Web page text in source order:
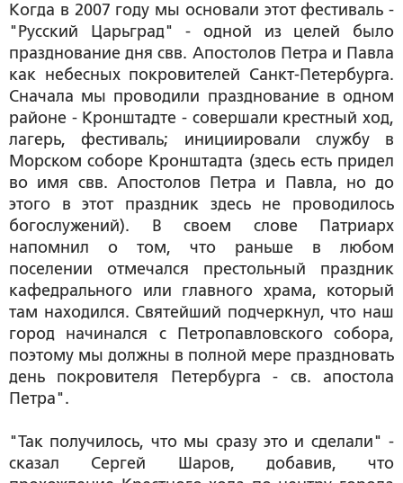
Когда в 2007 году мы основали этот фестиваль -
"Русский Царьград" - одной из целей было
празднование дня свв. Апостолов Петра и Павла
как небесных покровителей Санкт-Петербурга.
Сначала мы проводили празднование в одном
районе - Кронштадте - совершали крестный ход,
лагерь, фестиваль; инициировали службу в
Морском соборе Кронштадта (здесь есть придел
во имя свв. Апостолов Петра и Павла, но до
этого в этот праздник здесь не проводилось
богослужений). В своем слове Патриарх
напомнил о том, что раньше в любом
поселении отмечался престольный праздник
кафедрального или главного храма, который
там находился. Святейший подчеркнул, что наш
город начинался с Петропавловского собора,
поэтому мы должны в полной мере праздновать
день покровителя Петербурга - св. апостола
Петра".
"Так получилось, что мы сразу это и сделали" -
сказал Сергей Шаров, добавив, что